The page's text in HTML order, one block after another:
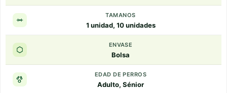
TAMANOS
1 unidad, 10 unidades
ENVASE
Bolsa
EDAD DE PERROS
Adulto, Sénior